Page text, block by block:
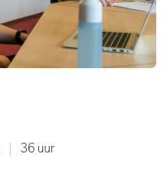
36 uur